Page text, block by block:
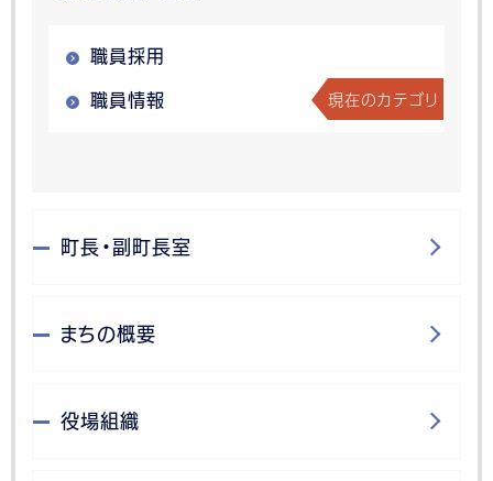
職員採用
職員情報 現在のカテゴリ
町長・副町長室
まちの概要
役場組織